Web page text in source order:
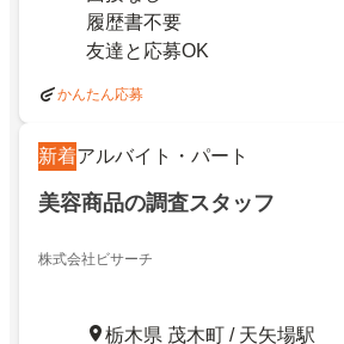
履歴書不要
友達と応募OK
かんたん応募
新着アルバイト・パート
美容商品の調査スタッフ
株式会社ビサーチ
栃木県 茂木町 / 天矢場駅